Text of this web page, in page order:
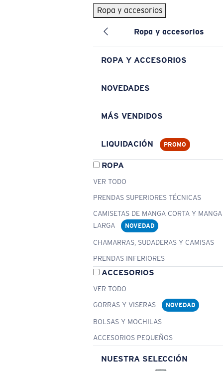
Ropa y accesorios
Ropa y accesorios
ROPA Y ACCESORIOS
NOVEDADES
MÁS VENDIDOS
LIQUIDACIÓN PROMO
ROPA
VER TODO
PRENDAS SUPERIORES TÉCNICAS
CAMISETAS DE MANGA CORTA Y MANGA
LARGA
NOVEDAD
CHAMARRAS, SUDADERAS Y CAMISAS
PRENDAS INFERIORES
ACCESORIOS
VER TODO
GORRAS Y VISERAS
NOVEDAD
BOLSAS Y MOCHILAS
ACCESORIOS PEQUEÑOS
NUESTRA SELECCIÓN